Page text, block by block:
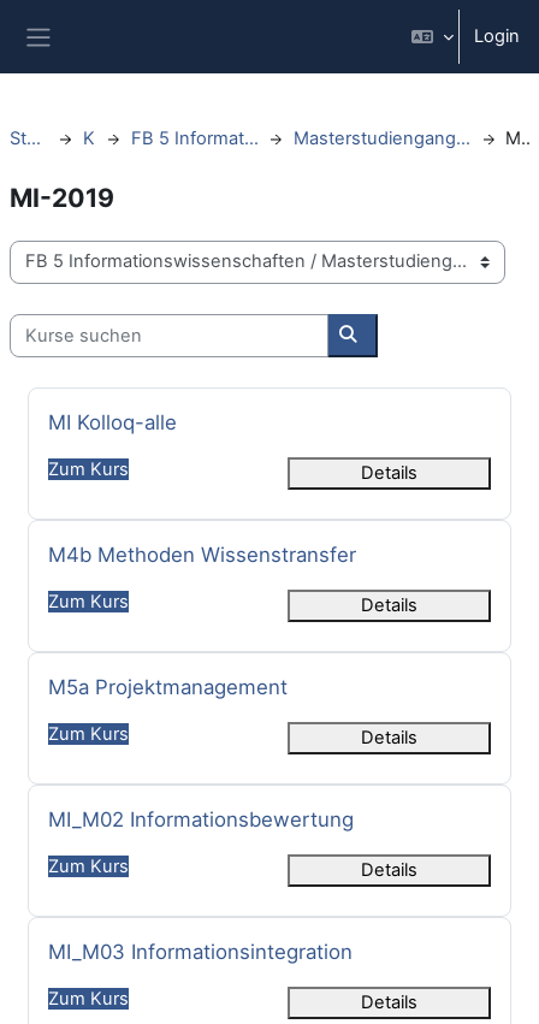
Login
Startseite Kurse FB 5 Informationswissenschaften Masterstudiengang Informationswissenschaft MI-2019
MI-2019
Kursbereiche
Kurse suchen
Kurse suchen
Kursname
MI Kolloq-alle
Zum Kurs Details
Kursname
M4b Methoden Wissenstransfer
Zum Kurs Details
Kursname
M5a Projektmanagement
Zum Kurs Details
Kursname
MI_M02 Informationsbewertung
Zum Kurs Details
Kursname
MI_M03 Informationsintegration
Zum Kurs Details